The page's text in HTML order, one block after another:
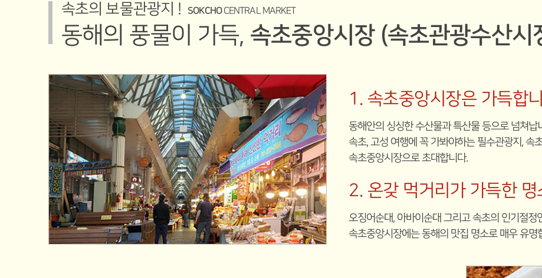
속초의 보물관광지 ! SOKCHOCENTRAL MARKET
동해의 풍물이 가득, 속초중앙시장 (속초관광수산시
1. 속초중앙시장은 가득합
동해안의 싱싱한 수산물과 특산물 등으로 넘쳐납
속초, 고성 여행에 꼭 가봐야하는 필수관광지, 속
속초중앙시장으로 초대합니다.
2. 온갖 먹거리가 가득한 명
오징어순대, 아바이순대 그리고 속초의 인기절정
속초중앙시장에는 동해의 맛집 명소로 매우 유명